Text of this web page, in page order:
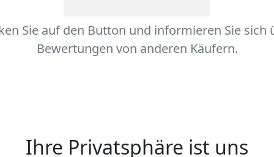
Sie auf den Button und informieren Sie sich
Bewertungen von anderen Käufern.
Ihre Privatsphäre ist uns